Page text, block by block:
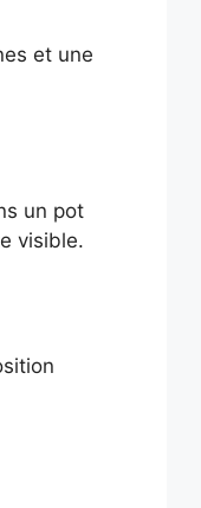
et une
un pot
visible.